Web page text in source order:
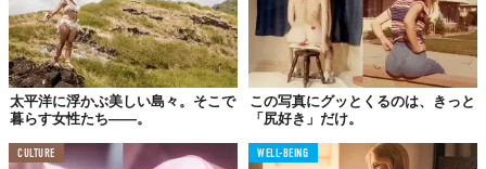
太平洋に浮かぶ美しい島々。そこで
暮らす女性たち——。
この写真にグッとくるのは、きっと
「尻好き」だけ。
CULTURE WELL-BEING